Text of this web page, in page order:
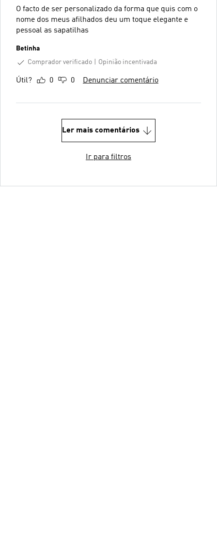
O facto de ser personalizado da forma que quis com o
nome dos meus afilhados deu um toque elegante e
pessoal as sapatilhas
Betinha
Comprador verificado
Opinião incentivada
Útil? 0 0 Denunciar comentário
Ler mais comentários
Ir para filtros